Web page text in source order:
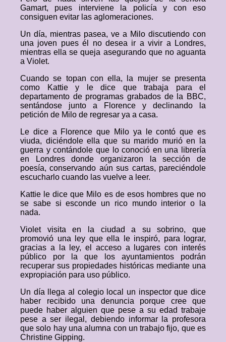
Gamart, pues interviene la policía y con eso
consiguen evitar las aglomeraciones.
Un día, mientras pasea, ve a Milo discutiendo con
una joven pues él no desea ir a vivir a Londres,
mientras ella se queja asegurando que no aguanta
a Violet.
Cuando se topan con ella, la mujer se presenta
como Kattie y le dice que trabaja para el
departamento de programas grabados de la BBC,
sentándose junto a Florence y declinando la
petición de Milo de regresar ya a casa.
Le dice a Florence que Milo ya le contó que es
viuda, diciéndole ella que su marido murió en la
guerra y contándole que lo conoció en una librería
en Londres donde organizaron la sección de
poesía, conservando aún sus cartas, pareciéndole
escucharlo cuando las vuelve a leer.
Kattie le dice que Milo es de esos hombres que no
se sabe si esconde un rico mundo interior o la
nada.
Violet visita en la ciudad a su sobrino, que
promovió una ley que ella le inspiró, para lograr,
gracias a la ley, el acceso a lugares con interés
público por la que los ayuntamientos podrán
recuperar sus propiedades históricas mediante una
expropiación para uso público.
Un día llega al colegio local un inspector que dice
haber recibido una denuncia porque cree que
puede haber alguien que pese a su edad trabaje
pese a ser ilegal, debiendo informar la profesora
que solo hay una alumna con un trabajo fijo, que es
Christine Gipping.